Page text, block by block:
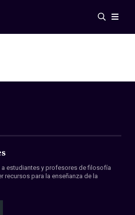
estudiantes y profesores de filosofía
recursos para la enseñanza de la